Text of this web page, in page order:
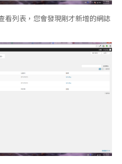
看列表，您會發現剛才新增的網誌